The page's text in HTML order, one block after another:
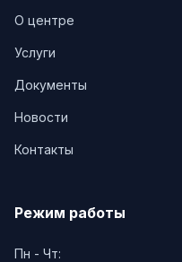
О центре
Услуги
Документы
Новости
Контакты
Режим работы
Пн - Чт: